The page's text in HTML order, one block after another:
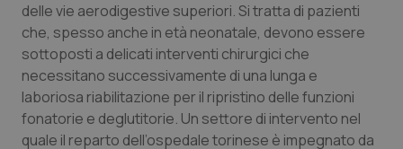
Marche
Molise
Piemonte
Donna & Salute
Epatiti
HIV
delle vie aerodigestive superiori. Si tratta di pazienti
che, spesso anche in età neonatale, devono essere
sottoposti a delicati interventi chirurgici che
necessitano successivamente di una lunga e
laboriosa riabilitazione per il ripristino delle funzioni
fonatorie e deglutitorie. Un settore di intervento nel
quale il reparto dell’ospedale torinese è impegnato da